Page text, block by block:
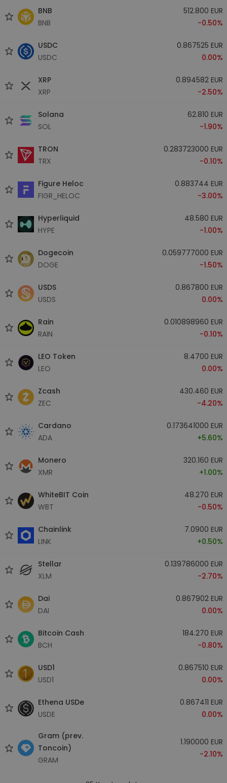
BNB
BNB
512.800 EUR
-0.50%
USDC
USDC
0.867525 EUR
0.00%
XRP
XRP
0.894582 EUR
-2.50%
Solana
SOL
62.810 EUR
-1.90%
TRON
TRX
0.283723000 EUR
-0.10%
Figure Heloc
FIGR_HELOC
0.883744 EUR
-3.00%
Hyperliquid
HYPE
48.580 EUR
-1.00%
Dogecoin
DOGE
0.059777000 EUR
-1.50%
USDS
USDS
0.867800 EUR
0.00%
Rain
RAIN
0.010898960 EUR
-0.10%
LEO Token
LEO
8.4700 EUR
0.00%
Zcash
ZEC
430.460 EUR
-4.20%
Cardano
ADA
0.173641000 EUR
+5.60%
Monero
XMR
320.160 EUR
+1.00%
WhiteBIT Coin
WBT
48.270 EUR
-0.50%
Chainlink
LINK
7.0900 EUR
+0.50%
Stellar
XLM
0.139786000 EUR
-2.70%
Dai
DAI
0.867902 EUR
0.00%
Bitcoin Cash
BCH
184.270 EUR
-0.80%
USD1
USD1
0.867510 EUR
0.00%
Ethena USDe
USDE
0.867411 EUR
0.00%
Gram (prev.
Toncoin)
GRAM
1.190000 EUR
-2.10%